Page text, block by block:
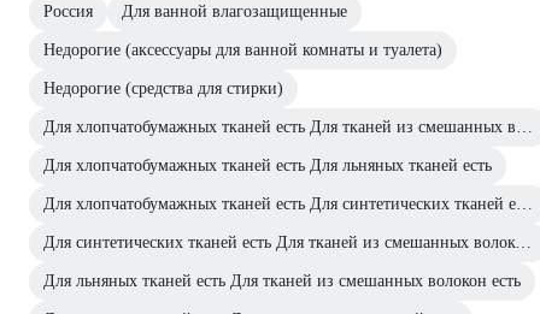
Россия Для ванной влагозащищенные
Недорогие (аксессуары для ванной комнаты и туалета)
Недорогие (средства для стирки)
Для хлопчатобумажных тканей есть Для льняных тканей есть
Для синтетических тканей есть Для тканей из смешанных волокон есть
Для льняных тканей есть Для тканей из смешанных волокон есть